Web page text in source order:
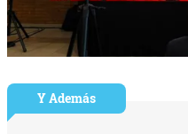
Y Además